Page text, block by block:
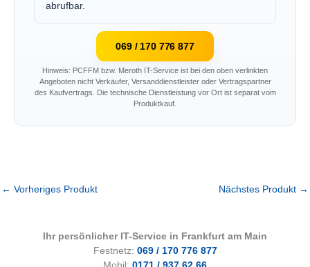
abrufbar.
069 / 170 776 877
Hinweis: PCFFM bzw. Meroth IT-Service ist bei den oben verlinkten
Angeboten nicht Verkäufer, Versanddienstleister oder Vertragspartner
des Kaufvertrags. Die technische Dienstleistung vor Ort ist separat vom
Produktkauf.
← Vorheriges Produkt Nächstes Produkt →
Ihr persönlicher IT-Service in Frankfurt am Main
Festnetz: 069 / 170 776 877